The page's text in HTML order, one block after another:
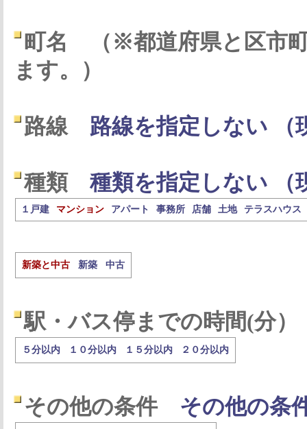
町名
（※都道府県と区市
ます。）
路線 路線を指定しない （
種類 種類を指定しない （
１戸建 マンション アパート 事務所 店舗 土地 テラスハウス
新築と中古 新築 中古
駅・バス停までの時間(分）
５分以内 １０分以内 １５分以内 ２０分以内
その他の条件 その他の条